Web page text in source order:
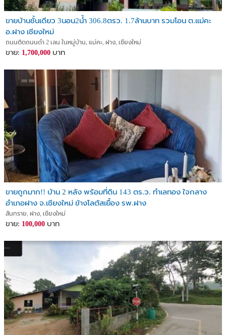
ขายบ้านชั้นเดียว 3นอน2น้ำ 306.8ตรว. 1.7ล้านบาท รวมโอน ต.แม่คะ
อ.ฝาง เชียงใหม่
ถนนติดถนนดำ 2 เลน ในหมู่บ้าน, แม่คะ, ฝาง, เชียงใหม่
ขาย: 1,700,000 บาท
ขายถูกมาก!! บ้าน 2 หลัง พร้อมที่ดิน 143 ตร.ว. ทำเลทอง ใจกลาง
อำเภอฝาง จ.เชียงใหม่ ข้างโลตัสเยื้อง รพ.ฝาง
สันทราย, ฝาง, เชียงใหม่
ขาย: 100,000 บาท